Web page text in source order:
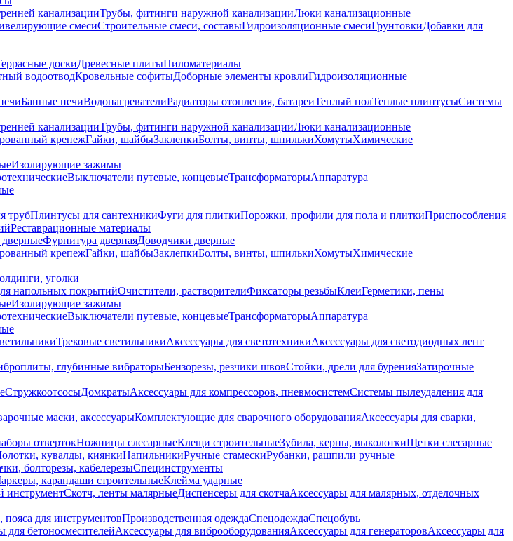
канализацииТрубы, фитинги наружной канализацииЛюки канализационные
смесиСтроительные смеси, составыГидроизоляционные смесиГрунтовкиДобавки для
доскиДревесные плитыПиломатериалы
водоотводКровельные софитыДоборные элементы кровлиГидроизоляционные
Банные печиВодонагревателиРадиаторы отопления, батареиТеплый полТеплые плинтусыСистемы
канализацииТрубы, фитинги наружной канализацииЛюки канализационные
крепежГайки, шайбыЗаклепкиБолты, винты, шпилькиХомутыХимические
Изолирующие зажимы
Выключатели путевые, концевыеТрансформаторыАппаратура
трубПлинтусы для сантехникиФуги для плиткиПорожки, профили для пола и плиткиПриспособления
Реставрационные материалы
Фурнитура двернаяДоводчики дверные
крепежГайки, шайбыЗаклепкиБолты, винты, шпилькиХомутыХимические
уголки
напольных покрытийОчистители, растворителиФиксаторы резьбыКлеиГерметики, пены
Изолирующие зажимы
Выключатели путевые, концевыеТрансформаторыАппаратура
Трековые светильникиАксессуары для светотехникиАксессуары для светодиодных лент
глубинные вибраторыБензорезы, резчики швовСтойки, дрели для буренияЗатирочные
СтружкоотсосыДомкратыАксессуары для компрессоров, пневмосистемСистемы пылеудаления для
маски, аксессуарыКомплектующие для сварочного оборудованияАксессуары для сварки,
отвертокНожницы слесарныеКлещи строительныеЗубила, керны, выколоткиЩетки слесарные
кувалды, киянкиНапильникиРучные стамескиРубанки, рашпили ручные
болторезы, кабелерезыСпецинструменты
карандаши строительныеКлейма ударные
инструментСкотч, ленты малярныеДиспенсеры для скотчаАксессуары для малярных, отделочных
для инструментовПроизводственная одеждаСпецодеждаСпецобувь
для бетоносмесителейАксессуары для виброоборудованияАксессуары для генераторовАксессуары для